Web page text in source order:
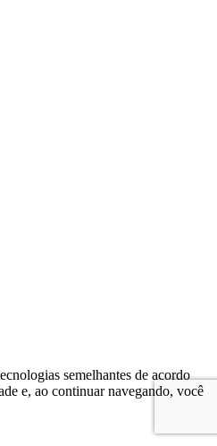
semelhantes de acordo
e, ao continuar navegando, você